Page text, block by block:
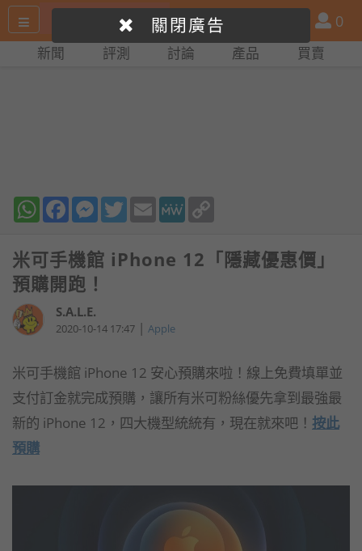
尋
產
品
比
會
員
0
新聞 評測 討論 產品 買賣
WhatsAppFacebookMessenger
TwitterEmail MeWe
米可手機館 iPhone 12「隱藏優惠價」
預購開跑！
S.A.L.E.
2020-10-14 17:47 | Apple
米可手機館 iPhone 12 安心預購來啦！線上免費填單並
支付訂金就完成預購，讓所有米可粉絲優先拿到最強最
新的 iPhone 12，四大機型統統有，現在就來吧！ 按此
預購
關閉廣告